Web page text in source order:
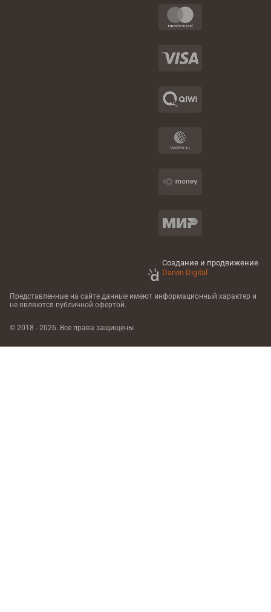
Создание и продвижение
Darvin Digital
Представленные на сайте данные имеют информационный характер и
не являются публичной офертой.
© 2018 - 2026. Все права защищены